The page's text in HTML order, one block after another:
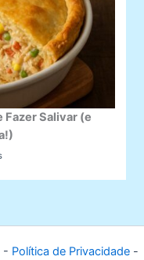
Fazer Salivar (e
- Política de Privacidade-